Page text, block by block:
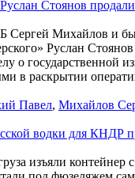
Стоянов продали
Михайлов и
Руслан
о государственной
в раскрытии
Павел, Михайлов
водки для КНДР
изъяли контейнер